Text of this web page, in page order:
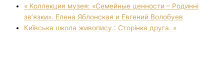
« Коллекция музея: «Семейные ценности – Родинні
зв’язки». Елена Яблонская и Евгений Волобуев
Київська школа живопису.: Сторінка друга. »